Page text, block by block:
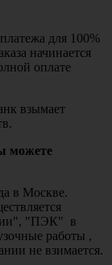
для 100%
начинается
оплате
взымает
можете
в Москве.
"ПЭК" в
работы ,
не взимается.